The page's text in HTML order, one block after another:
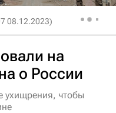
08.12.2023)
на
о России
ухищрения, чтобы